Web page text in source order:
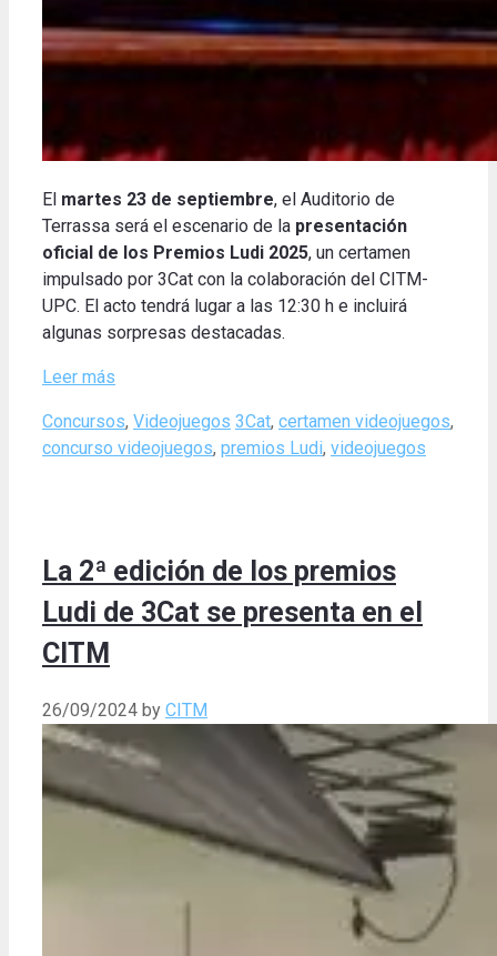
El martes 23 de septiembre, el Auditorio de
Terrassa será el escenario de la presentación
oficial de los Premios Ludi 2025, un certamen
impulsado por 3Cat con la colaboración del CITM-
UPC. El acto tendrá lugar a las 12:30 h e incluirá
algunas sorpresas destacadas.
Leer más
Categories
Concursos, Videojuegos Tags
3Cat, certamen videojuegos,
concurso videojuegos, premios Ludi, videojuegos
La 2ª edición de los premios
Ludi de 3Cat se presenta en el
CITM
26/09/2024 by CITM